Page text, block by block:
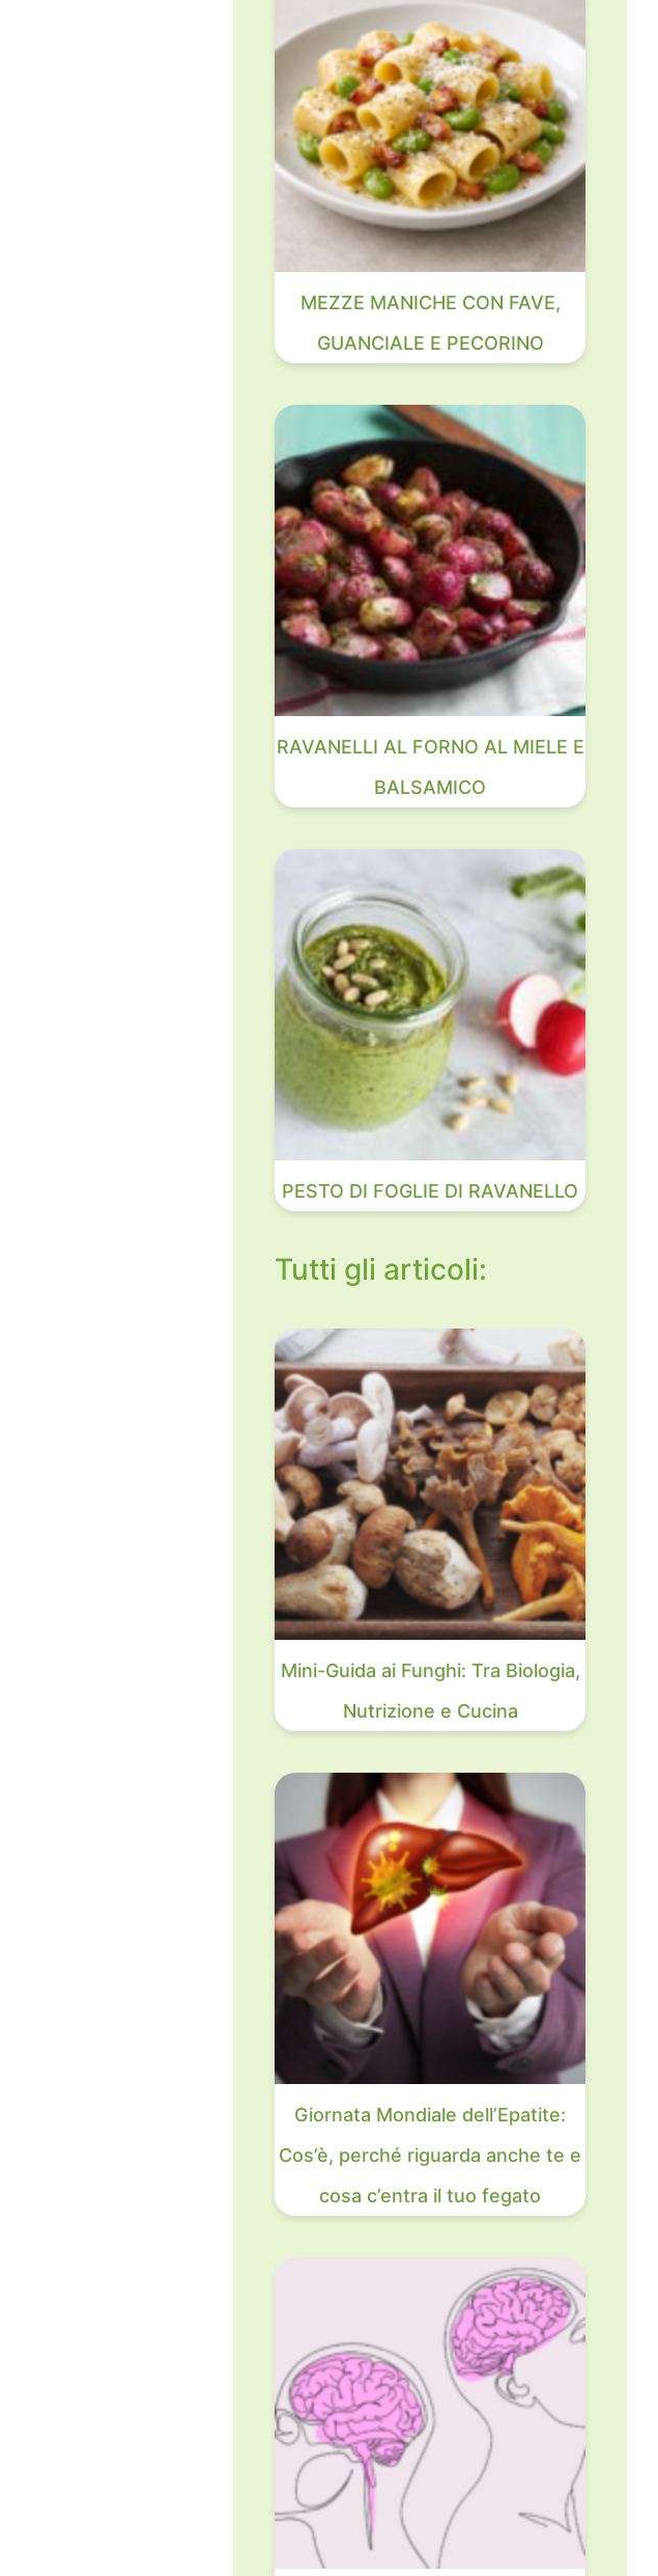
MEZZE MANICHE CON FAVE,
GUANCIALE E PECORINO
RAVANELLI AL FORNO AL MIELE E
BALSAMICO
PESTO DI FOGLIE DI RAVANELLO
Tutti gli articoli:
Mini-Guida ai Funghi: Tra Biologia,
Nutrizione e Cucina
Giornata Mondiale dell’Epatite:
Cos’è, perché riguarda anche te e
cosa c’entra il tuo fegato